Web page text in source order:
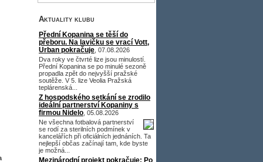
Aktuality klubu
Přední Kopanina se těší do
přeboru. Na lavičku se vrací Vott,
Urban pokračuje , 07.08.2026
Dva roky ve čtvrté lize jsou minulostí.
Přední Kopanina se po minulé sezoně
propadla zpět do nejvyšší pražské
soutěže. V 5. lize Veolia Pražská
teplárenská...
Z hospodského setkání se zrodilo
ideální partnerství Kopaniny s
firmou Nidelo , 05.08.2026
Ne všechna fotbalová partnerství
se rodí za sterilních podmínek v
kancelářích při oficiálních jednáních. Ta
nejlepší občas začínají tam, kde byste
je možná...
Mezinárodní projekt pokračuje: Po